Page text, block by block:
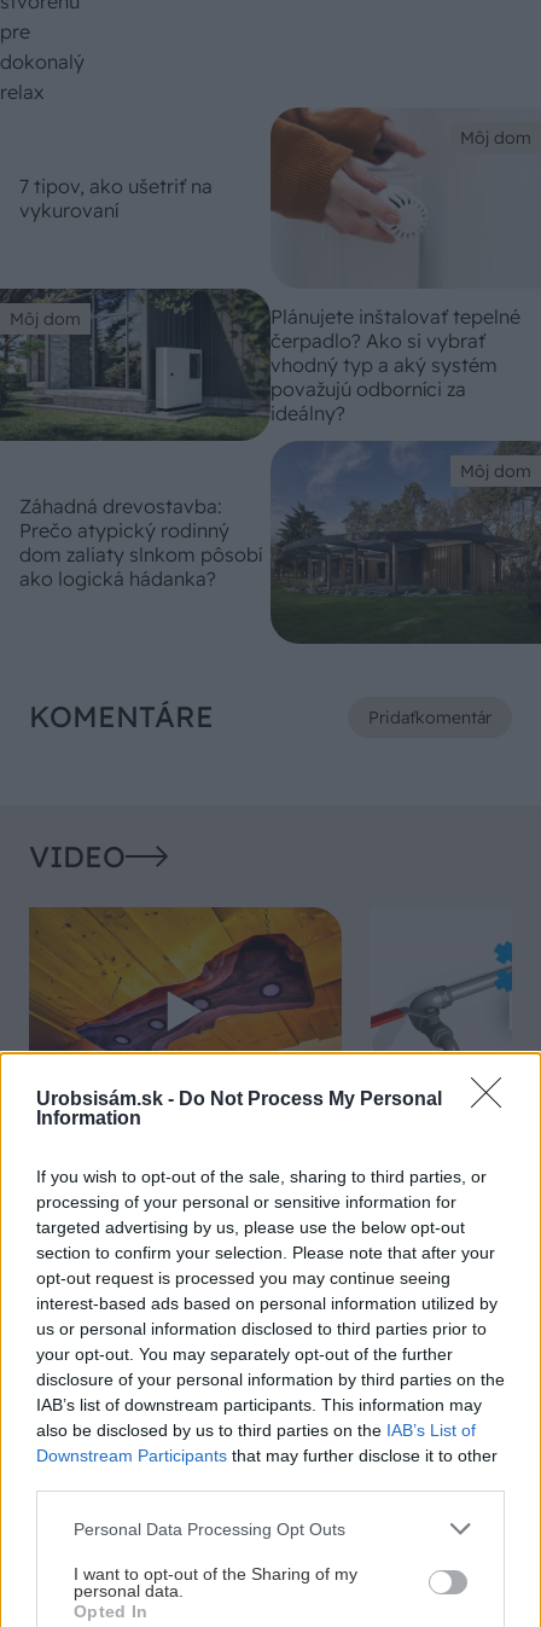
Urobsisám.sk - Do Not Process My Personal
Information
If you wish to opt-out of the sale, sharing to third parties, or
processing of your personal or sensitive information for
targeted advertising by us, please use the below opt-out
section to confirm your selection. Please note that after your
opt-out request is processed you may continue seeing
interest-based ads based on personal information utilized by
us or personal information disclosed to third parties prior to
your opt-out. You may separately opt-out of the further
disclosure of your personal information by third parties on the
IAB’s list of downstream participants. This information may
also be disclosed by us to third parties on the IAB’s List of
Downstream Participants that may further disclose it to other
Please note that this website/app uses one or more Google
not limited to your visit or usage behaviour. You may click to
grant or deny consent to Google and its third-party tags to
Personal Data Processing Opt Outs
I want to opt-out of the Sharing of my
personal data.
Opted In
Môj dom
7 tipov, ako ušetriť na
vykurovaní
Môj dom
Plánujete inštalovať tepelné
čerpadlo? Ako si vybrať
vhodný typ a aký systém
považujú odborníci za
ideálny?
Môj dom
Záhadná drevostavba:
Prečo atypický rodinný
dom zaliaty slnkom pôsobí
ako logická hádanka?
KOMENTÁRE Pridaťkomentár
VIDEO
ktorá pritiahne pohľady?
Vyrobte si takéto masívne
orechové svietidlo
potrubia v
ako to vyriešiť
ZÁHRADA
Trvalky, ktoré znesú
sucho a teplo? Tieto
Nemusí to byť len